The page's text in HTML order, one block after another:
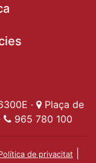
Ajuntament
Dénia de
Dénia
Actualitat
Ajuntament
·
Plaça de
965 780 100
de privacitat